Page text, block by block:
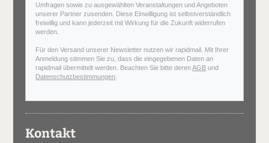
Umfragen sowie zu ausgewählten Veranstaltungen und Angeboten
unserer Partner zusenden. Diese Einwilligung ist selbstverständlich
freiwillig und kann jederzeit mit Wirkung für die Zukunft widerrufen
werden.
Für den Versand unserer Newsletter nutzen wir rapidmail. Mit Ihrer
Anmeldung stimmen Sie zu, dass die eingegebenen Daten an
rapidmail übermittelt werden. Beachten Sie bitte derenAGB und
Datenschutzbestimmungen
Kontakt